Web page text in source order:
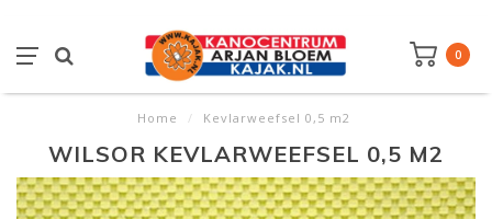
0
Home / Kevlarweefsel 0,5 m2
WILSOR KEVLARWEEFSEL 0,5 M2